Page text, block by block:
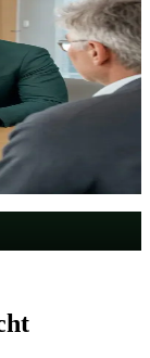
Darunter
- §§ 1924 ff. BGB,
ist die
ersten zwei